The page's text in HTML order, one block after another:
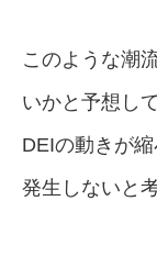
このような潮
いかと予想し
DEIの動きが
発生しないと